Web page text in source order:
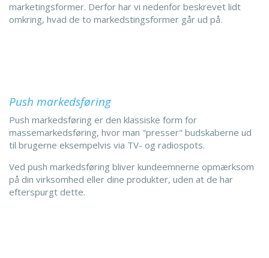
marketingsformer. Derfor har vi nedenfor beskrevet lidt
omkring, hvad de to markedstingsformer går ud på.
Push markedsføring
Push markedsføring er den klassiske form for
massemarkedsføring, hvor man "presser" budskaberne ud
til brugerne eksempelvis via TV- og radiospots.
Ved push markedsføring bliver kundeemnerne opmærksom
på din virksomhed eller dine produkter, uden at de har
efterspurgt dette.